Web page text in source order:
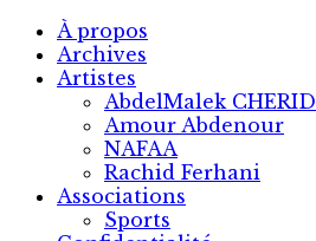
Skip
content
À propos
Archives
Artistes
AbdelMalek CHERID
Amour Abdenour
NAFAA
Rachid Ferhani
Associations
Sports